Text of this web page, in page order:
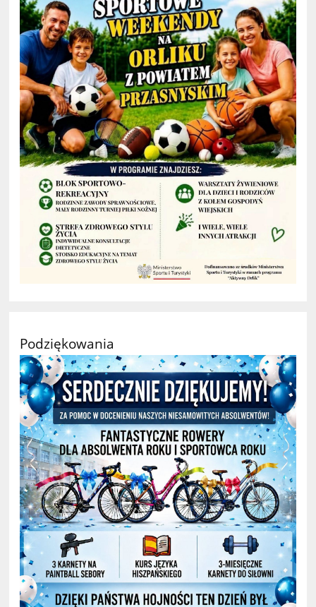
Podziękowania